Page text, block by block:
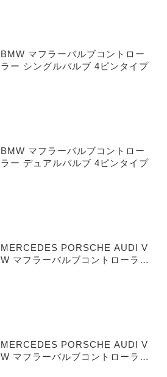
BMW マフラーバルブコントロー
ラー シングルバルブ 4ピンタイプ
BMW マフラーバルブコントロー
ラー デュアルバルブ 4ピンタイプ
MERCEDES PORSCHE AUDI V
W マフラーバルブコントローラー
MERCEDES PORSCHE AUDI V
W マフラーバルブコントローラー